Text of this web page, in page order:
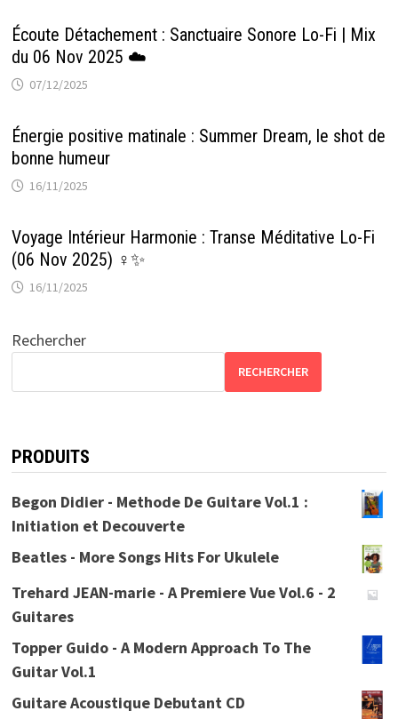
Écoute Détachement : Sanctuaire Sonore Lo-Fi | Mix
du 06 Nov 2025 ☁️
07/12/2025
Énergie positive matinale : Summer Dream, le shot de
bonne humeur
16/11/2025
Voyage Intérieur Harmonie : Transe Méditative Lo-Fi
(06 Nov 2025) ‍♀️✨
16/11/2025
Rechercher
RECHERCHER
PRODUITS
Begon Didier - Methode De Guitare Vol.1 :
Initiation et Decouverte
Beatles - More Songs Hits For Ukulele
Trehard JEAN-marie - A Premiere Vue Vol.6 - 2
Guitares
Topper Guido - A Modern Approach To The
Guitar Vol.1
Guitare Acoustique Debutant CD